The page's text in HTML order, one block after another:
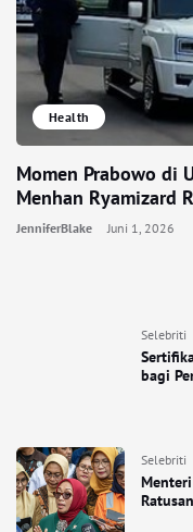
Selebriti
bagi
Selebriti
Menteri
Health
Momen Prabowo di
Menhan Ryamizard
JenniferBlake Juni 1, 2026